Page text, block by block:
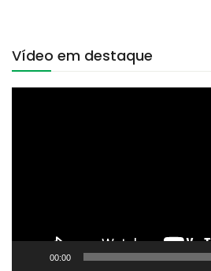
Vídeo em destaque
00:00